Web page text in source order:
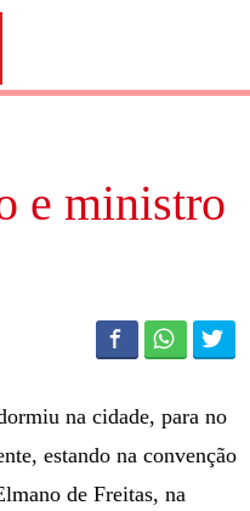
e ministro
na cidade, para no
estando na convenção
de Freitas, na